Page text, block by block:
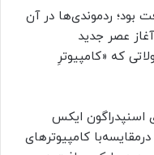
بود؛ ردموندی‌ها در آن
آغاز عصر جدید
که «کامپیوترِ
اسنپدراگون ایکس
کامپیوترهای